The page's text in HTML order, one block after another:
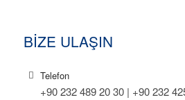
BİZE ULAŞIN
Telefon
+90 232 489 20 30 | +90 232